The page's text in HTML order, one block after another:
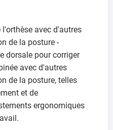
avec d'autres
de la posture -
dorsale pour corriger
avec d'autres
de la posture, telles
et de
ergonomiques